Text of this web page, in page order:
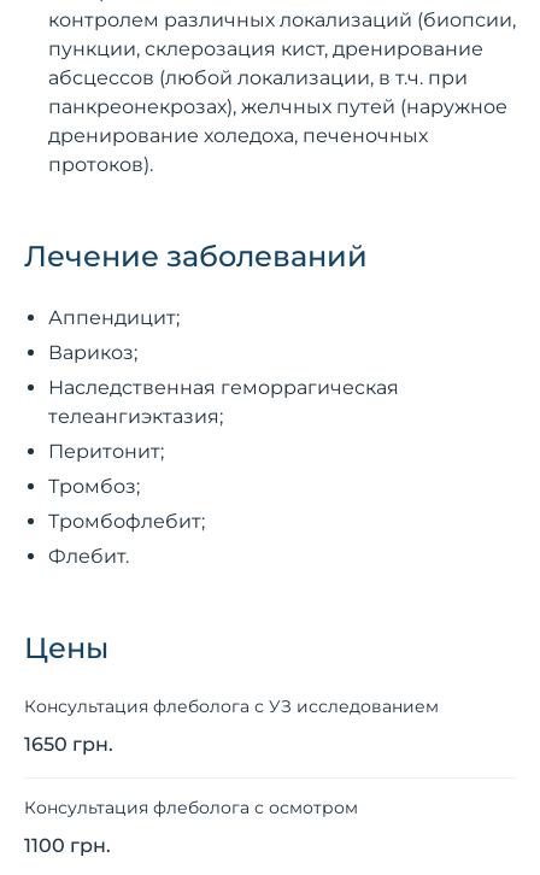
контролем различных локализаций (биопсии,
пункции, склерозация кист, дренирование
абсцессов (любой локализации, в т.ч. при
панкреонекрозах), желчных путей (наружное
дренирование холедоха, печеночных
протоков).
Лечение заболеваний
Аппендицит;
Варикоз;
Наследственная геморрагическая
телеангиэктазия;
Перитонит;
Тромбоз;
Тромбофлебит;
Флебит.
Цены
Консультация флеболога с УЗ исследованием
1650 грн.
Консультация флеболога с осмотром
1100 грн.